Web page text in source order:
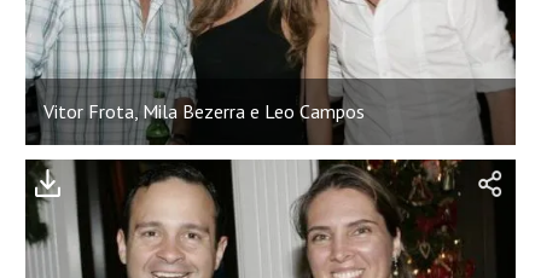
Vitor Frota, Mila Bezerra e Leo Campos